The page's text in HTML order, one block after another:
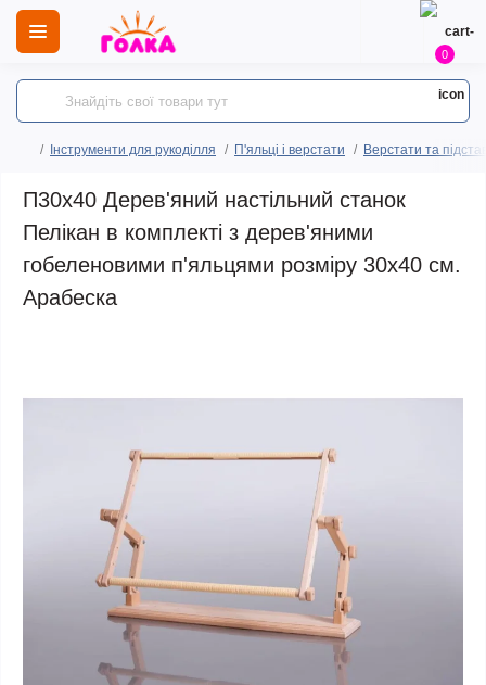
0
Інструменти для рукоділля П'яльці і верстати Верстати та
П30х40 Дерев'яний настільний станок
Пелікан в комплекті з дерев'яними
гобеленовими п'яльцями розміру 30х40 см.
Арабеска